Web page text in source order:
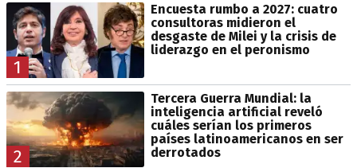
1
Encuesta rumbo a 2027: cuatro
consultoras midieron el
desgaste de Milei y la crisis de
liderazgo en el peronismo
2
Tercera Guerra Mundial: la
inteligencia artificial reveló
cuáles serían los primeros
países latinoamericanos en ser
derrotados